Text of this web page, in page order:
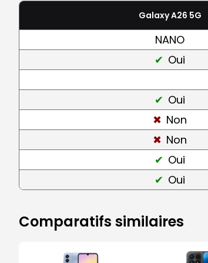
Galaxy A26 5G
NANO
Oui
Oui
Non
Non
Oui
Oui
Comparatifs similaires